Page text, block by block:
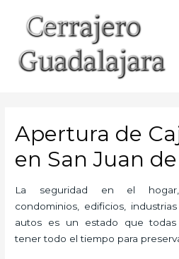
contenido
Apertura de
en San Juan
La seguridad en el hogar,
condominios, edificios,
autos es un estado que todas
tener todo el tiempo para